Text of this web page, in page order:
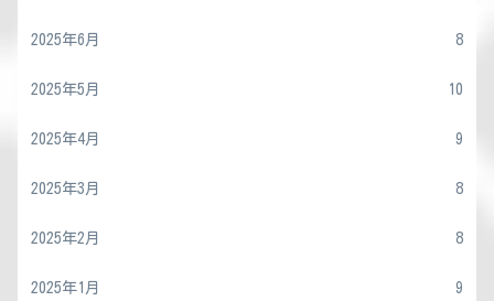
2025年6月 8
2025年5月 10
2025年4月 9
2025年3月 8
2025年2月 8
2025年1月 9